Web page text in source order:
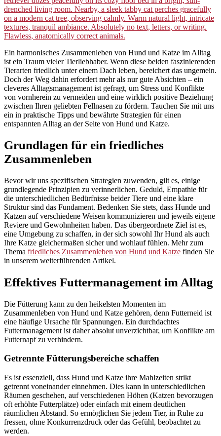
Ein harmonisches Zusammenleben von Hund und Katze im Alltag
ist ein Traum vieler Tierliebhaber. Wenn diese beiden faszinierenden
Tierarten friedlich unter einem Dach leben, bereichert das ungemein.
Doch der Weg dahin erfordert mehr als nur gute Absichten – ein
cleveres Alltagsmanagement ist gefragt, um Stress und Konflikte
von vornherein zu vermeiden und eine wirklich positive Beziehung
zwischen Ihren geliebten Fellnasen zu fördern. Tauchen Sie mit uns
ein in praktische Tipps und bewährte Strategien für einen
entspannten Alltag an der Seite von Hund und Katze.
Grundlagen für ein friedliches
Zusammenleben
Bevor wir uns spezifischen Strategien zuwenden, gilt es, einige
grundlegende Prinzipien zu verinnerlichen. Geduld, Empathie für
die unterschiedlichen Bedürfnisse beider Tiere und eine klare
Struktur sind das Fundament. Bedenken Sie stets, dass Hunde und
Katzen auf verschiedene Weisen kommunizieren und jeweils eigene
Reviere und Gewohnheiten haben. Das übergeordnete Ziel ist es,
eine Umgebung zu schaffen, in der sich sowohl Ihr Hund als auch
Ihre Katze gleichermaßen sicher und wohlauf fühlen. Mehr zum
Thema friedliches Zusammenleben von Hund und Katze finden Sie
in unserem weiterführenden Artikel.
Effektives Futtermanagement im Alltag
Die Fütterung kann zu den heikelsten Momenten im
Zusammenleben von Hund und Katze gehören, denn Futterneid ist
eine häufige Ursache für Spannungen. Ein durchdachtes
Futtermanagement ist daher absolut unverzichtbar, um Konflikte am
Futternapf zu verhindern.
Getrennte Fütterungsbereiche schaffen
Es ist essenziell, dass Hund und Katze ihre Mahlzeiten strikt
getrennt voneinander einnehmen. Dies kann in unterschiedlichen
Räumen geschehen, auf verschiedenen Höhen (Katzen bevorzugen
oft erhöhte Futterplätze) oder einfach mit einem deutlichen
räumlichen Abstand. So ermöglichen Sie jedem Tier, in Ruhe zu
fressen, ohne Konkurrenzdruck oder das Gefühl, beobachtet zu
werden.